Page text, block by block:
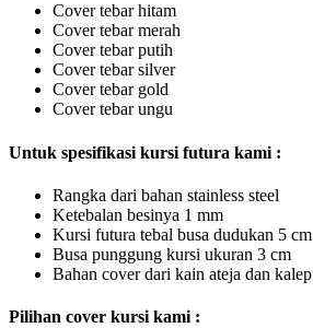
Cover tebar hitam
Cover tebar merah
Cover tebar putih
Cover tebar silver
Cover tebar gold
Cover tebar ungu
Untuk spesifikasi kursi futura kami :
Rangka dari bahan stainless steel
Ketebalan besinya 1 mm
Kursi futura tebal busa dudukan 5 cm
Busa punggung kursi ukuran 3 cm
Bahan cover dari kain ateja dan kalep
Pilihan cover kursi kami :